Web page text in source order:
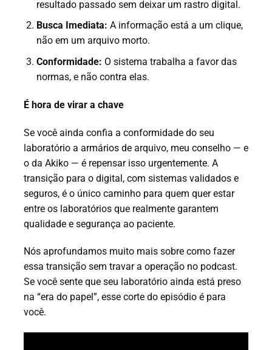
resultado passado sem deixar um rastro digital.
Busca Imediata: A informação está a um clique,
não em um arquivo morto.
Conformidade: O sistema trabalha a favor das
normas, e não contra elas.
É hora de virar a chave
Se você ainda confia a conformidade do seu
laboratório a armários de arquivo, meu conselho — e
o da Akiko — é repensar isso urgentemente. A
transição para o digital, com sistemas validados e
seguros, é o único caminho para quem quer estar
entre os laboratórios que realmente garantem
qualidade e segurança ao paciente.
Nós aprofundamos muito mais sobre como fazer
essa transição sem travar a operação no podcast.
Se você sente que seu laboratório ainda está preso
na “era do papel”, esse corte do episódio é para
você.